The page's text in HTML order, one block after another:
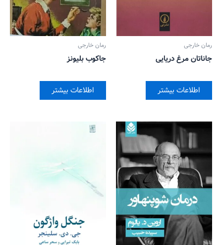
رمان خارجی
جاناتان مرغ دریایی
اطلاعات بیشتر
رمان خارجی
جاکوب بلیونز
اطلاعات بیشتر